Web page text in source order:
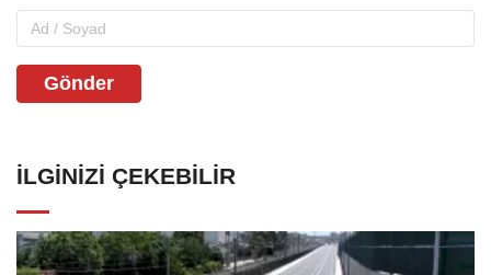
Gönder
İLGINIZI ÇEKEBILIR